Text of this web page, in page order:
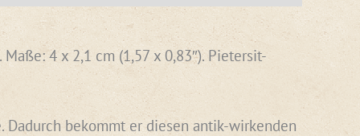
4 x 2,1 cm (1,57 x 0,83″). Pietersit-
bekommt er diesen antik-wirkenden